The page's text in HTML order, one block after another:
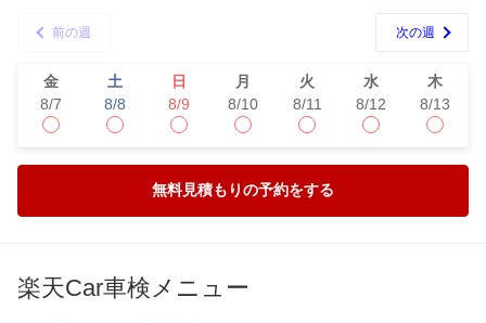
前の週 次の週
金
8/7
土
8/8
日
8/9
月
8/10
火
8/11
水
8/12
木
8/13
無料見積もりの予約をする
楽天Car車検メニュー